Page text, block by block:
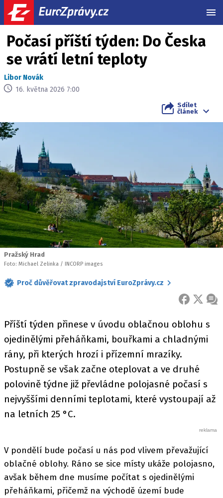
Počasí příští týden: Do Česka
se vrátí letní teploty
Libor Novák
16. května 2026 7:00
Sdílet
článek
Pražský Hrad
Foto: Michael Zelinka / INCORP images
Proč důvěřovat zpravodajství EuroZprávy.cz
FACEBOOK
X
Příští týden přinese v úvodu oblačnou oblohu s
ojedinělými přeháňkami, bouřkami a chladnými
rány, při kterých hrozí i přízemní mrazíky.
Postupně se však začne oteplovat a ve druhé
polovině týdne již převládne polojasné počasí s
nejvyššími denními teplotami, které vystoupají až
na letních 25 °C.
V pondělí bude počasí u nás pod vlivem převažující
oblačné oblohy. Ráno se sice místy ukáže polojasno,
avšak během dne musíme počítat s ojedinělými
přeháňkami, přičemž na východě území bude